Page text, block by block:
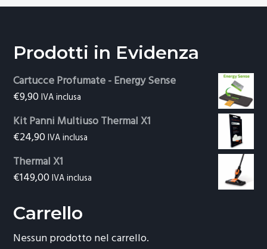
Prodotti in Evidenza
Cartucce Profumate - Energy Sense
€9,90IVA inclusa
Kit Panni Multiuso Thermal X1
€24,90IVA inclusa
Thermal X1
€149,00IVA inclusa
Carrello
Nessun prodotto nel carrello.